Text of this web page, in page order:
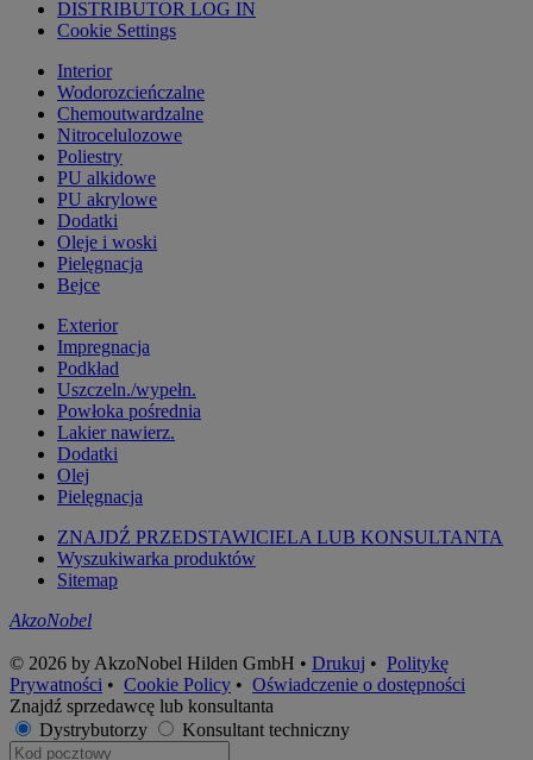
DISTRIBUTOR LOG IN
Cookie Settings
Interior
Wodorozcieńczalne
Chemoutwardzalne
Nitrocelulozowe
Poliestry
PU alkidowe
PU akrylowe
Dodatki
Oleje i woski
Pielęgnacja
Bejce
Exterior
Impregnacja
Podkład
Uszczeln./wypełn.
Powłoka pośrednia
Lakier nawierz.
Dodatki
Olej
Pielęgnacja
ZNAJDŹ PRZEDSTAWICIELA LUB KONSULTANTA
Wyszukiwarka produktów
Sitemap
AkzoNobel
© 2026 by AkzoNobel Hilden GmbH • Drukuj • Politykę
Prywatności • Cookie Policy • Oświadczenie o dostępności
Znajdź sprzedawcę lub konsultanta
Dystrybutorzy
Konsultant techniczny